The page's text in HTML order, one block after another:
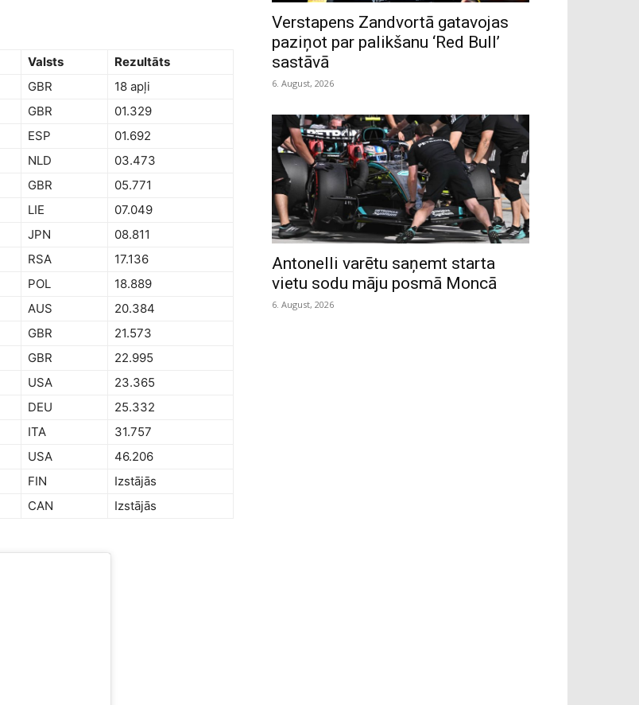
Valsts
Rezultāts
GBR
18 apļi
GBR
01.329
ESP
01.692
NLD
03.473
GBR
05.771
LIE
07.049
JPN
08.811
RSA
17.136
POL
18.889
AUS
20.384
GBR
21.573
GBR
22.995
USA
23.365
DEU
25.332
ITA
31.757
USA
46.206
FIN
Izstājās
CAN Izstājās
Verstapens Zandvortā gatavojas
paziņot par palikšanu ‘Red Bull’
sastāvā
6. August, 2026
Antonelli varētu saņemt starta
vietu sodu māju posmā Moncā
6. August, 2026